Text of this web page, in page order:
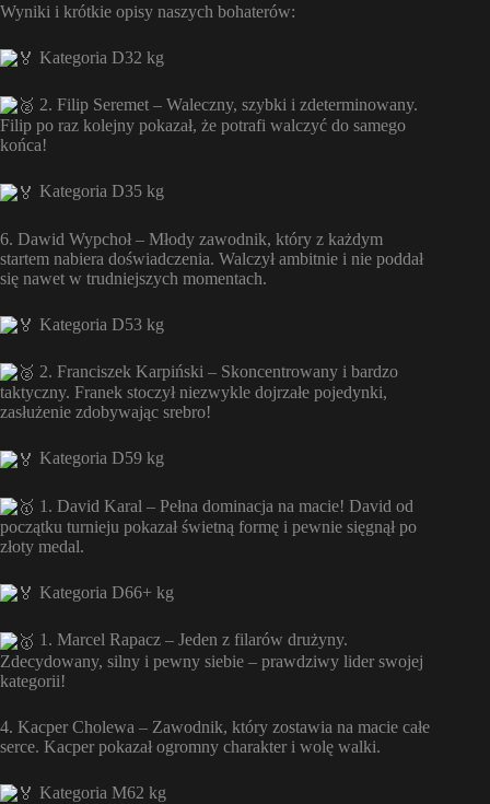
Wyniki i krótkie opisy naszych bohaterów:
Kategoria D32 kg
2. Filip Seremet – Waleczny, szybki i zdeterminowany.
Filip po raz kolejny pokazał, że potrafi walczyć do samego
końca!
Kategoria D35 kg
6. Dawid Wypchoł – Młody zawodnik, który z każdym
startem nabiera doświadczenia. Walczył ambitnie i nie poddał
się nawet w trudniejszych momentach.
Kategoria D53 kg
2. Franciszek Karpiński – Skoncentrowany i bardzo
taktyczny. Franek stoczył niezwykle dojrzałe pojedynki,
zasłużenie zdobywając srebro!
Kategoria D59 kg
1. David Karal – Pełna dominacja na macie! David od
początku turnieju pokazał świetną formę i pewnie sięgnął po
złoty medal.
Kategoria D66+ kg
1. Marcel Rapacz – Jeden z filarów drużyny.
Zdecydowany, silny i pewny siebie – prawdziwy lider swojej
kategorii!
4. Kacper Cholewa – Zawodnik, który zostawia na macie całe
serce. Kacper pokazał ogromny charakter i wolę walki.
Kategoria M62 kg